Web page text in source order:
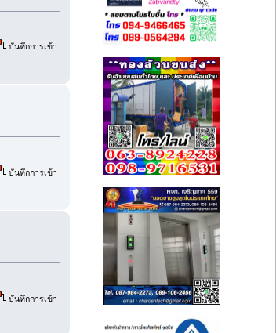
บันทึกการเข้า
บันทึกการเข้า
บันทึกการเข้า